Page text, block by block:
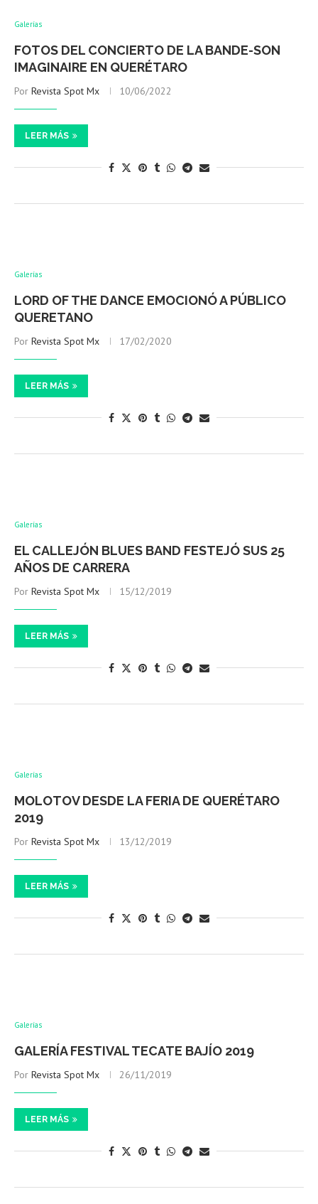
Galerías
FOTOS DEL CONCIERTO DE LA BANDE-SON
IMAGINAIRE EN QUERÉTARO
Por Revista Spot Mx 10/06/2022
LEER MÁS
Galerías
LORD OF THE DANCE EMOCIONÓ A PÚBLICO
QUERETANO
Por Revista Spot Mx 17/02/2020
LEER MÁS
Galerías
EL CALLEJÓN BLUES BAND FESTEJÓ SUS 25
AÑOS DE CARRERA
Por Revista Spot Mx 15/12/2019
LEER MÁS
Galerías
MOLOTOV DESDE LA FERIA DE QUERÉTARO
2019
Por Revista Spot Mx 13/12/2019
LEER MÁS
Galerías
GALERÍA FESTIVAL TECATE BAJÍO 2019
Por Revista Spot Mx 26/11/2019
LEER MÁS